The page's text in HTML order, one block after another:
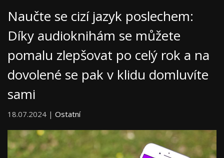
Naučte se cizí jazyk poslechem:
Díky audioknihám se můžete
pomalu zlepšovat po celý rok a na
dovolené se pak v klidu domluvíte
sami
18.07.2024 | Ostatní